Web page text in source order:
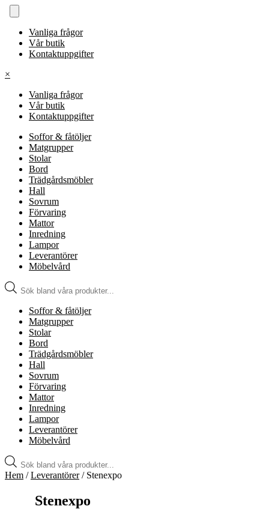
Vanliga frågor
Vår butik
Kontaktuppgifter
×
Vanliga frågor
Vår butik
Kontaktuppgifter
Soffor & fåtöljer
Matgrupper
Stolar
Bord
Trädgårdsmöbler
Hall
Sovrum
Förvaring
Mattor
Inredning
Lampor
Leverantörer
Möbelvård
Produktsökning
Soffor & fåtöljer
Matgrupper
Stolar
Bord
Trädgårdsmöbler
Hall
Sovrum
Förvaring
Mattor
Inredning
Lampor
Leverantörer
Möbelvård
Produktsökning
Hem /Leverantörer/ Stenexpo
Stenexpo